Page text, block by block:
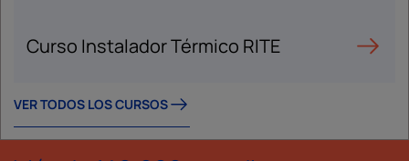
Curso Instalador Térmico RITE
VER TODOS LOS CURSOS